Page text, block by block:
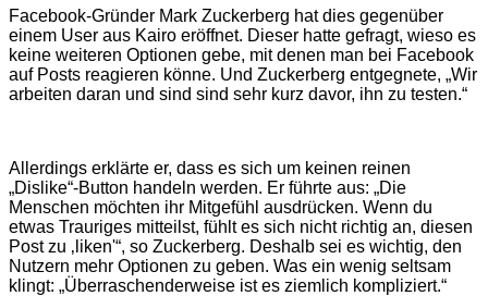
Facebook-Gründer Mark Zuckerberg hat dies gegenüber
einem User aus Kairo eröffnet. Dieser hatte gefragt, wieso es
keine weiteren Optionen gebe, mit denen man bei Facebook
auf Posts reagieren könne. Und Zuckerberg entgegnete, „Wir
arbeiten daran und sind sind sehr kurz davor, ihn zu testen.“
Allerdings erklärte er, dass es sich um keinen reinen
„Dislike“-Button handeln werden. Er führte aus: „Die
Menschen möchten ihr Mitgefühl ausdrücken. Wenn du
etwas Trauriges mitteilst, fühlt es sich nicht richtig an, diesen
Post zu ‚liken'“, so Zuckerberg. Deshalb sei es wichtig, den
Nutzern mehr Optionen zu geben. Was ein wenig seltsam
klingt: „Überraschenderweise ist es ziemlich kompliziert.“